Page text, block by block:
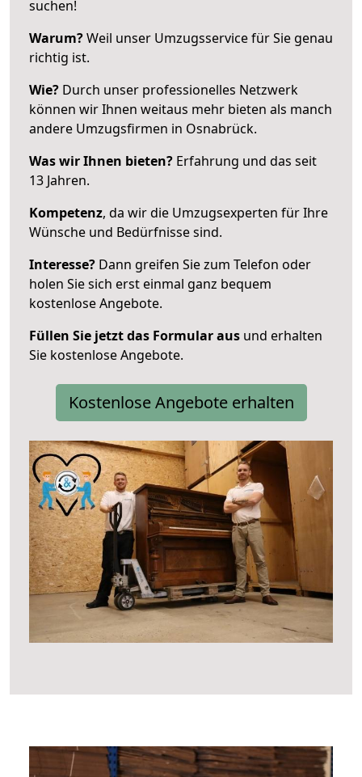
suchen!
Warum?Weil unser Umzugsservice für Sie genau
richtig ist.
Wie? Durch unser professionelles Netzwerk
können wir Ihnen weitaus mehr bieten als manch
andere Umzugsfirmen in Osnabrück.
Was wir Ihnen bieten? Erfahrung und das seit
13 Jahren.
Kompetenz, da wir die Umzugsexperten für Ihre
Wünsche und Bedürfnisse sind.
Interesse? Dann greifen Sie zum Telefon oder
holen Sie sich erst einmal ganz bequem
kostenlose Angebote.
Füllen Sie jetzt das Formular aus und erhalten
Sie kostenlose Angebote.
Kostenlose Angebote erhalten